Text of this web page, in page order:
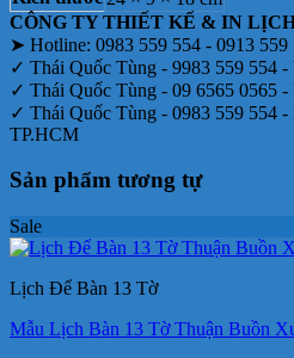
CÔNG TY THIẾT KẾ & IN
➤ Hotline: 0983 559 554 - 0913 559
✓ Thái Quốc Tùng - 9983 559 554
✓ Thái Quốc Tùng - 09 6565 0565
✓ Thái Quốc Tùng - 0983 559 554
TP.HCM
Sản phẩm tương tự
Sale
Lịch Để Bàn 13 Tờ
Mẫu Lịch Bàn 13 Tờ Thuận Buồn